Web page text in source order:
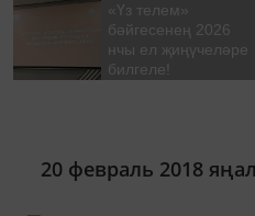
«Үз телем»
бәйгесенең 2026
нчы ел җиңүчеләре
билгеле!
20 февраль 2018